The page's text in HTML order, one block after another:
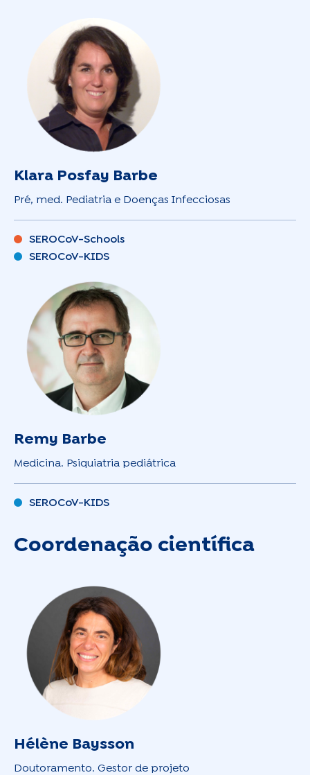
Klara Posfay Barbe
Pré, med. Pediatria e Doenças Infecciosas
SEROCoV-Schools
SEROCoV-KIDS
Remy Barbe
Medicina. Psiquiatria pediátrica
SEROCoV-KIDS
Coordenação científica
Hélène Baysson
Doutoramento. Gestor de projeto